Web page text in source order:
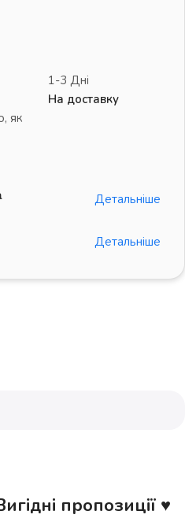
як
1-3 Дні
На доставку
Детальніше
Детальніше
пропозиції ♥